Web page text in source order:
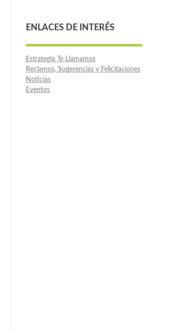
ENLACES DE INTERÉS
Estrategia Te Llamamos
Reclamos, Sugerencias y Felicitaciones
Noticias
Eventos